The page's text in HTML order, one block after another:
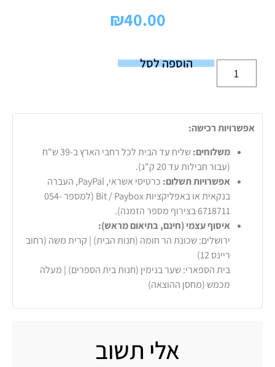
₪40.00
הוספה לסל
אפשרויות רכישה:
משלוחים:
שליח עד הבית לכל רחבי הארץ ב-39 ש"ח
(עבור חבילות עד 20 ק"ג).
אפשרויות תשלום:
כרטיסי אשראי, PayPal, העברה
בנקאית או באפליקציות Bit / Paybox (למספר 054-
6718711 בצירוף מספר הזמנה).
איסוף עצמי (חינם, בתיאום מראש):
ירושלים: שכונת הר חומה (חנות הבית) | קרית משה (רחוב
ריינס 12)
בית הספארי: שער בנימין (חנות בית הספרים) | מעלה
מכמש (מחסן ההוצאה)
אלי תשוב